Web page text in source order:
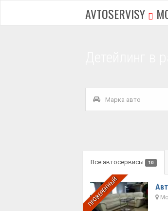
AVTOSERVISY
Марка авто
Все автосервисы 10
ПРОВЕРЕННЫЙ